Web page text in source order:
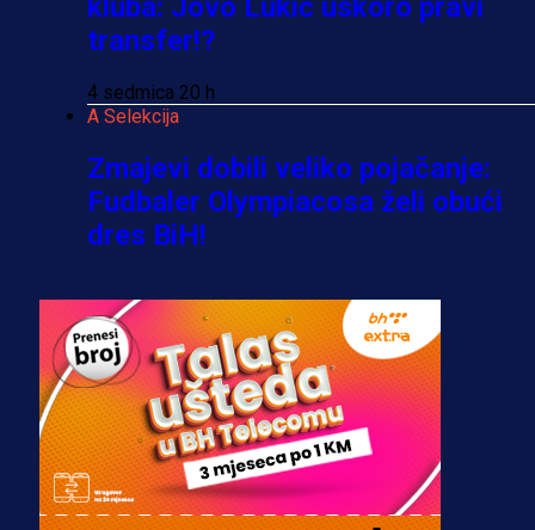
kluba: Jovo Lukić uskoro pravi
transfer!?
4 sedmica 20 h
A Selekcija
Zmajevi dobili veliko pojačanje:
Fudbaler Olympiacosa želi obući
dres BiH!
Premijer liga BiH
Misimović priveden: SIPA ga tereti
za pranje novca, pretresaju
prostorije FK Borac!
2 sedmica 3 dan
Reprezentacije